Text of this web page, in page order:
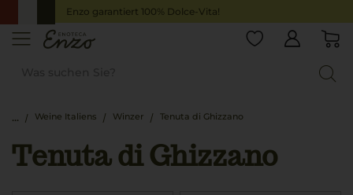
Enzo garantiert 100% Dolce-Vita!
Weine Italiens Winzer Tenuta di Ghizzano
Tenuta di Ghizzano